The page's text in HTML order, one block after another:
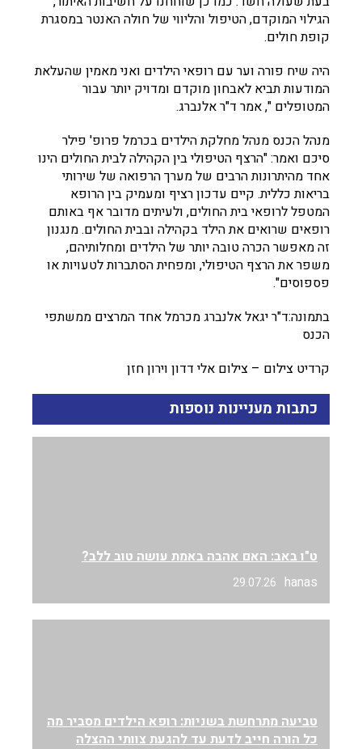
הגילוי המוקדם, הטיפול והליווי של חולה האנטר במסגרת
קופת חולים.
היה שיח פורה וער עם רופאי הילדים ואני מאמין שהעלאת
המודעות תביא לאבחון מוקדם ומדויק יותר עבור
המטופלים ", אמר ד"ר אלנברג.
מנהל הכנס מנהל מחלקת הילדים בכרמל פרופ' פילר
סיכם ואמר: "הרצף הטיפולי בין הקהילה לבית החולים הינו
אחד מהיתרונות הרבים של מערך הרפואה של שירותי
בריאות כללית. קיים עדכון רציף ומעמיק בין הרופא
המטפל לרופאי בית החולים, ולעיתים מדובר אף באותם
רופאים שרואים את הילד בקהילה ובבית החולים. מנגנון
זה מאפשר הכרה טובה יותר של הילדים ומחלותיהם,
משפר את הרצף הטיפולי, ומפחית הסתברות לטעויות או
פספוסים".
בתמונה:ד"ר יגאל אלנברג מכרמל אחד המרצים ממשתפי
הכנס
קרדיט צילום – צילום אלי דדון וירון חזן
כתבות מעניינות נוספות
ט"ו באב: האם אהבה באמת עושה טוב ללב?
hanas
29.07.26
טביעה מתרחשת בשניות: רופא הילדים מסביר מה
כל הורה חייב לדעת עד להגעת צוותי ההצלה